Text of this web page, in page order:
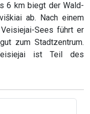
6 km biegt der Wald-
ab. Nach einem
Sees führt er
zum Stadtzentrum.
ist Teil des